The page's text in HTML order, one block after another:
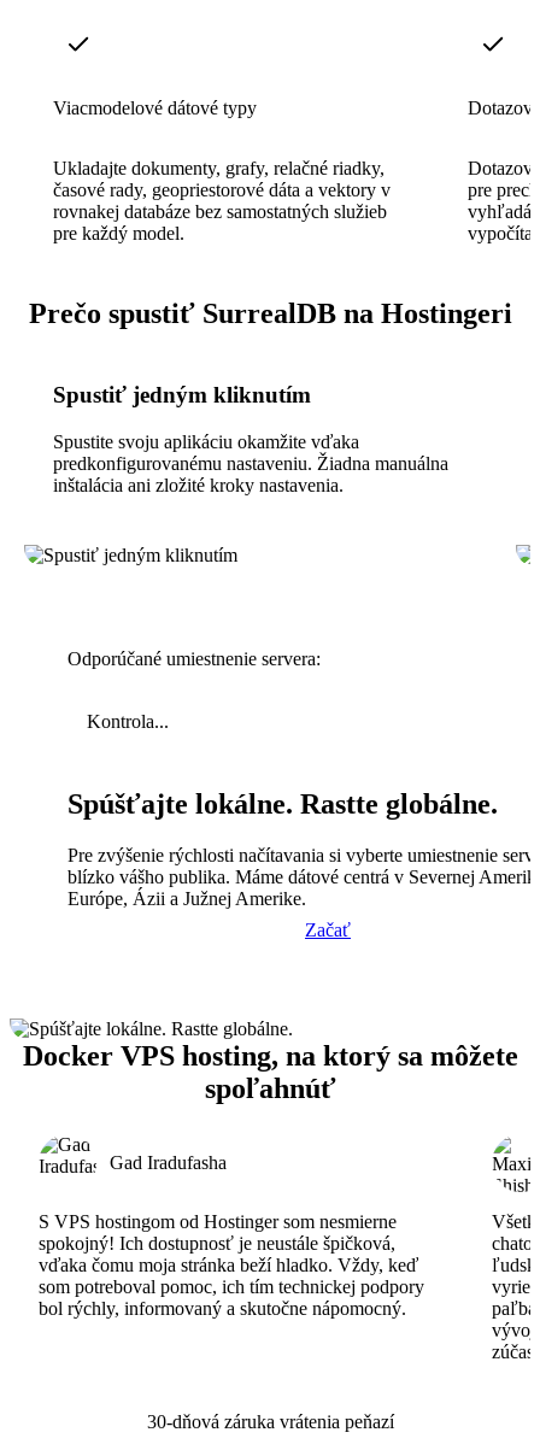
Viacmodelové dátové typy
Ukladajte dokumenty, grafy, relačné riadky,
časové rady, geopriestorové dáta a vektory v
rovnakej databáze bez samostatných služieb
pre každý model.
pre
Prečo spustiť SurrealDB na Hostingeri
Spustiť jedným kliknutím
Spustite svoju aplikáciu okamžite vďaka
predkonfigurovanému nastaveniu. Žiadna manuálna
inštalácia ani zložité kroky nastavenia.
Odporúčané umiestnenie servera:
Kontrola...
Spúšťajte lokálne. Rastte globálne.
Pre zvýšenie rýchlosti načítavania si vyberte umiestnenie
blízko vášho publika. Máme dátové centrá v Severnej
Európe, Ázii a Južnej Amerike.
Začať
Docker VPS hosting, na ktorý sa môžete
spoľahnúť
Gad Iradufasha
S VPS hostingom od Hostinger som nesmierne
spokojný! Ich dostupnosť je neustále špičková,
vďaka čomu moja stránka beží hladko. Vždy, keď
som potreboval pomoc, ich tím technickej podpory
bol rýchly, informovaný a skutočne nápomocný.
30-dňová záruka vrátenia peňazí